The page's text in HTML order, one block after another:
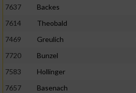
7637
Backes
7614
Theobald
7469
Greulich
7720
Bunzel
7583
Hollinger
7657
Basenach